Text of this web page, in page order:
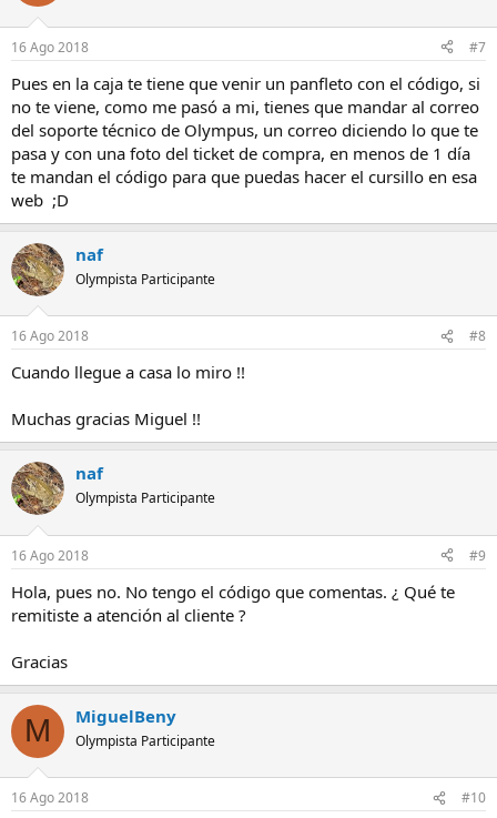
16 Ago 2018 #7
Pues en la caja te tiene que venir un panfleto con el código, si
no te viene, como me pasó a mi, tienes que mandar al correo
del soporte técnico de Olympus, un correo diciendo lo que te
pasa y con una foto del ticket de compra, en menos de 1 día
te mandan el código para que puedas hacer el cursillo en esa
web ;D
naf
Olympista Participante
16 Ago 2018 #8
Cuando llegue a casa lo miro !!
Muchas gracias Miguel !!
naf
Olympista Participante
16 Ago 2018 #9
Hola, pues no. No tengo el código que comentas. ¿ Qué te
remitiste a atención al cliente ?
Gracias
M MiguelBeny
Olympista Participante
16 Ago 2018 #10